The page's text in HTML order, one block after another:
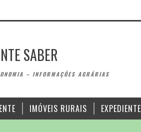
SABER
– INFORMAÇÕES AGRÁRIAS
IMÓVEIS RURAIS EXPEDIENTE